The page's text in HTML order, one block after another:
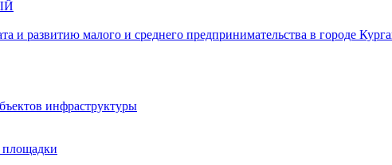
и развитию малого и среднего предпринимательства в городе
инфраструктуры
площадки